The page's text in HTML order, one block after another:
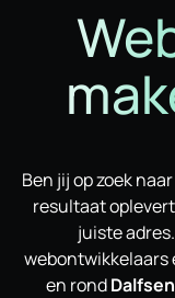
Ben jij op zoek
resultaat
juiste
webontwikkelaars
en rondDalfsen